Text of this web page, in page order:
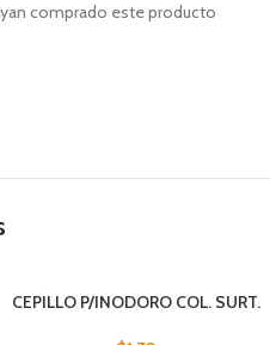
comprado este producto
CEPILLO P/INODORO COL. SURT.